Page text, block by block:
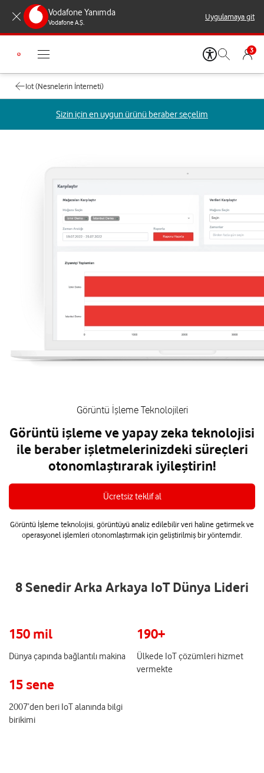
Vodafone Yanımda
Vodafone A.Ş.
Uygulamaya git
3
Iot (Nesnelerin İnterneti)
Görüntü İşleme Teknolojileri
Görüntü işleme ve yapay zeka teknolojisi
ile beraber işletmelerinizdeki süreçleri
otonomlaştırarak iyileştirin!
Ücretsiz teklif al
Görüntü İşleme teknolojisi, görüntüyü analiz edilebilir veri haline getirmek ve
operasyonel işlemleri otonomlaştırmak için geliştirilmiş bir yöntemdir.
Sizin için en uygun ürünü beraber seçelim
8 Senedir Arka Arkaya IoT Dünya Lideri
150 mil
Dünya çapında bağlantılı makina
190+
Ülkede IoT çözümleri hizmet
vermekte
15 sene
2007’den beri IoT alanında bilgi
birikimi